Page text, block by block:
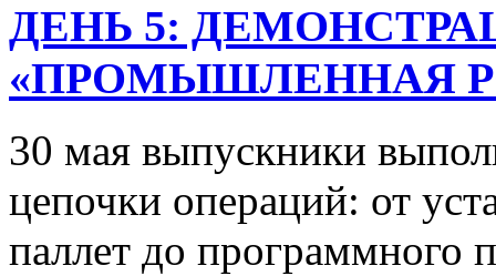
ДЕНЬ 5:
«ПРОМЫШЛЕННАЯ
30 мая выпускники
цепочки операций: от
паллет до программного